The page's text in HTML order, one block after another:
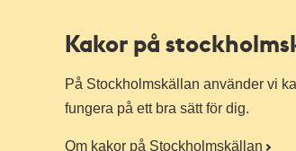
Kakor på
På Stockholmskällan använder vi
fungera på ett bra sätt för dig.
Om kakor på Stockholmskällan